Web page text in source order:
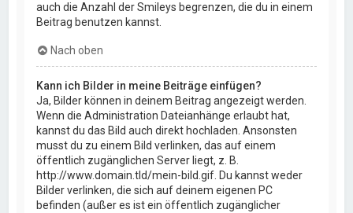
auch die Anzahl der Smileys begrenzen, die du in einem
Beitrag benutzen kannst.
Nach oben
Kann ich Bilder in meine Beiträge einfügen?
Ja, Bilder können in deinem Beitrag angezeigt werden.
Wenn die Administration Dateianhänge erlaubt hat,
kannst du das Bild auch direkt hochladen. Ansonsten
musst du zu einem Bild verlinken, das auf einem
öffentlich zugänglichen Server liegt, z. B.
http://www.domain.tld/mein-bild.gif. Du kannst weder
Bilder verlinken, die sich auf deinem eigenen PC
befinden (außer es ist ein öffentlich zugänglicher